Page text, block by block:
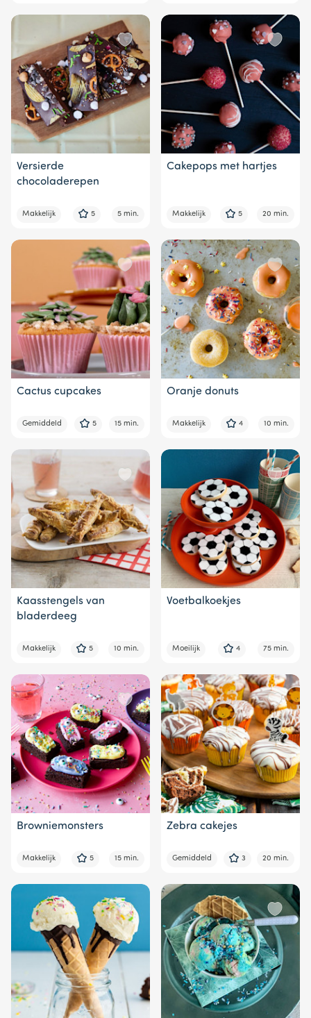
Versierde
chocoladerepen
Makkelijk 5 5 min.
Cakepops met hartjes
Makkelijk 5 20 min.
Cactus cupcakes
Gemiddeld 5 15 min.
Oranje donuts
Makkelijk 4 10 min.
Kaasstengels van
bladerdeeg
Makkelijk 5 10 min.
Voetbalkoekjes
Moeilijk 4 75 min.
Browniemonsters
Makkelijk 5 15 min.
Zebra cakejes
Gemiddeld 3 20 min.